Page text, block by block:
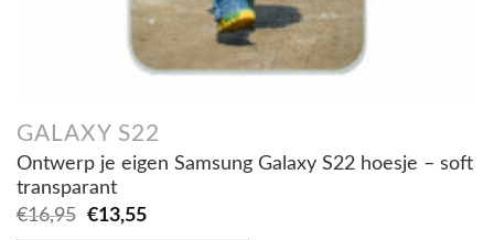
GALAXY S22
Ontwerp je eigen Samsung Galaxy S22 hoesje – soft
transparant
€16,95
Oorspronkelijke
€13,55Huidige